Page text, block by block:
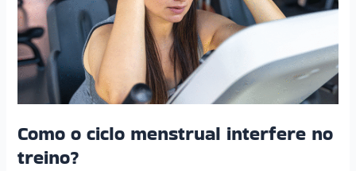
Como o ciclo menstrual interfere no
treino?
interfere
no
treino?